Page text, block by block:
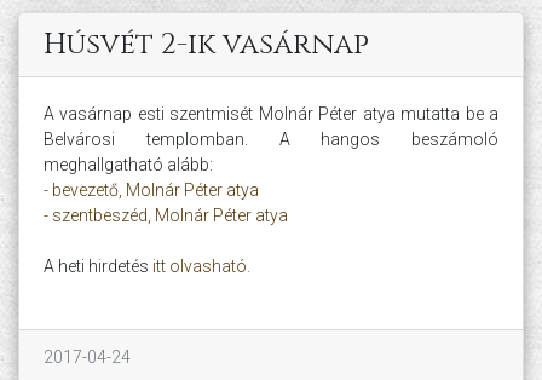
Húsvét 2-ik vasárnap
A vasárnap esti szentmisét Molnár Péter atya mutatta be a
Belvárosi templomban. A hangos beszámoló
meghallgatható alább:
- bevezető, Molnár Péter atya
- szentbeszéd, Molnár Péter atya
A heti hirdetés itt olvasható.
2017-04-24